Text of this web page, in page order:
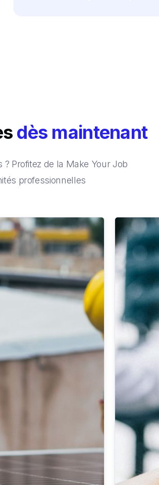
dès maintenant
Profitez de la Make Your Job
professionnelles